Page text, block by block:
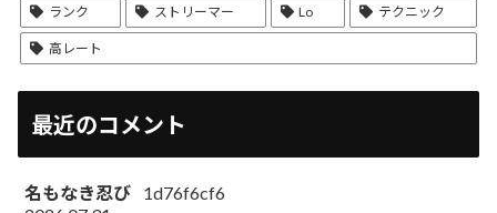
ランク ストリーマー Lo テクニック
高レート
最近のコメント
名もなき忍び
1d76f6cf6